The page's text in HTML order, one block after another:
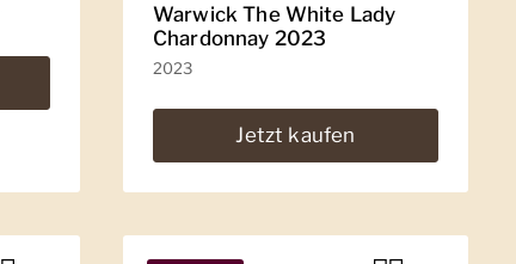
Warwick The White Lady
Chardonnay 2023
2023
Jetzt kaufen